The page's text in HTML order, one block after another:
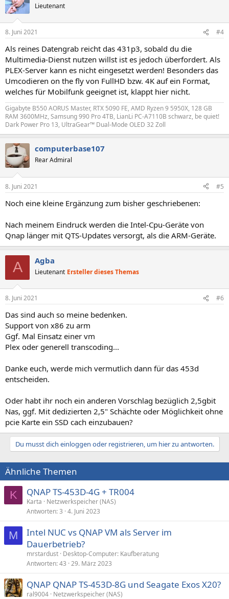
Lieutenant
8. Juni 2021 #4
Als reines Datengrab reicht das 431p3, sobald du die
Multimedia-Dienst nutzen willst ist es jedoch überfordert. Als
PLEX-Server kann es nicht eingesetzt werden! Besonders das
Umcodieren on the fly von FullHD bzw. 4K auf ein Format,
welches für Mobilfunk geeignet ist, klappt hier nicht.
Gigabyte B550 AORUS Master, RTX 5090 FE, AMD Ryzen 9 5950X, 128 GB
RAM 3600MHz, Samsung 990 Pro 4TB, LianLi PC-A7110B schwarz, be quiet!
Dark Power Pro 13, UltraGear™ Dual-Mode OLED 32 Zoll
computerbase107
Rear Admiral
8. Juni 2021 #5
Noch eine kleine Ergänzung zum bisher geschriebenen:
Nach meinem Eindruck werden die Intel-Cpu-Geräte von
Qnap länger mit QTS-Updates versorgt, als die ARM-Geräte.
A Agba
Lieutenant Ersteller dieses Themas
8. Juni 2021 #6
Das sind auch so meine bedenken.
Support von x86 zu arm
Ggf. Mal Einsatz einer vm
Plex oder generell transcoding...
Danke euch, werde mich vermutlich dann für das 453d
entscheiden.
Oder habt ihr noch ein anderen Vorschlag bezüglich 2,5gbit
Nas, ggf. Mit dedizierten 2,5" Schächte oder Möglichkeit ohne
pcie Karte ein SSD cach einzubauen?
Du musst dich einloggen oder registrieren, um hier zu antworten.
Ähnliche Themen
K QNAP TS-453D-4G + TR004
Karta
Netzwerkspeicher (NAS)
Antworten 3 4. Juni 2023
M
Intel NUC vs QNAP VM als Server im
Dauerbetrieb?
mrstardust Desktop-Computer: Kaufberatung
Antworten 43 29. März 2023
QNAP QNAP TS-453D-8G und Seagate Exos X20?
ral9004 Netzwerkspeicher (NAS)